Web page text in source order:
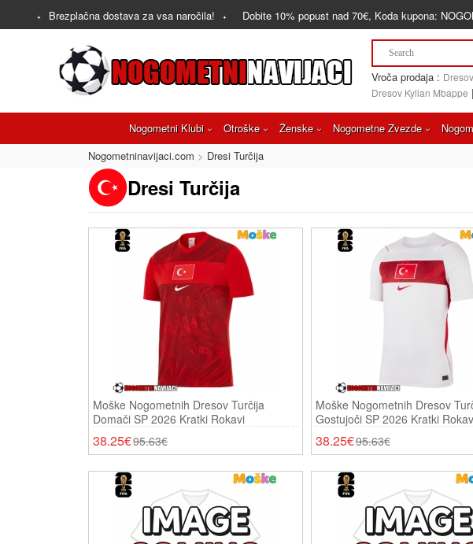
Brezplačna dostava za vsa naročila! Dobite 10% popust nad 70€, Koda kupona:
Vroča prodaja :
Dresov Kylian Mbappe |
Nogometni Klubi Otroške Ženske Nogometne Zvezde
Nogometninavijaci.com
Dresi Turčija
Dresi Turčija
Moške Nogometnih Dresov Turčija
Domači SP 2026 Kratki Rokavi
38.25€95.63€
Moške Nogometnih Dresov
Gostujoči SP 2026 Kratki
38.25€95.63€